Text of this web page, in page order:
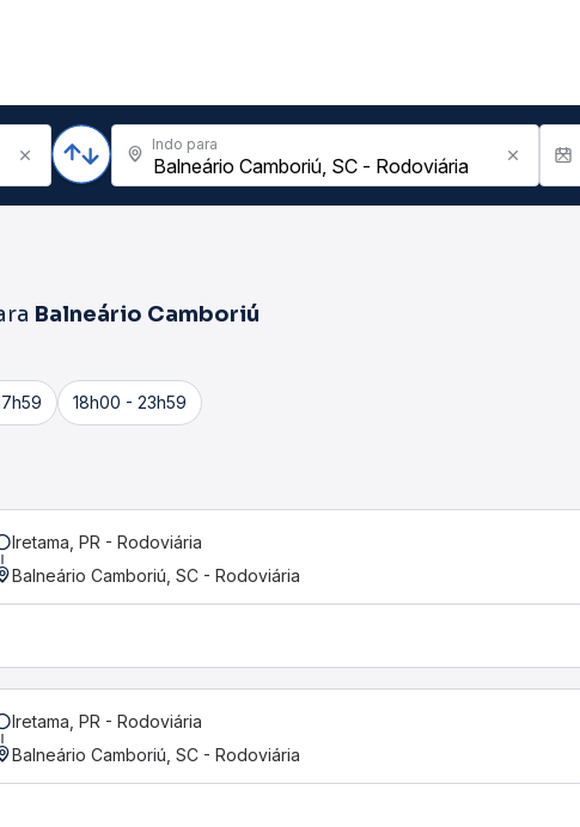
Indo para
Balneário Camboriú
18h00 - 23h59
Iretama, PR - Rodoviária
Balneário Camboriú, SC - Rodoviária
Iretama, PR - Rodoviária
Balneário Camboriú, SC - Rodoviária